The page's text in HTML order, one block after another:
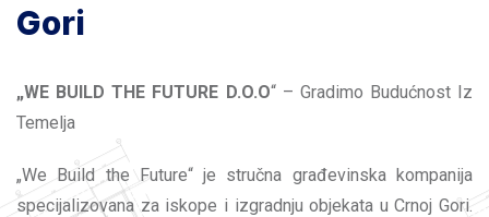
Gori
„WE BUILD THE FUTURE D.O.O“ – Gradimo Budućnost Iz
Temelja
„We Build the Future“ je stručna građevinska kompanija
specijalizovana za iskope i izgradnju objekata u Crnoj Gori.